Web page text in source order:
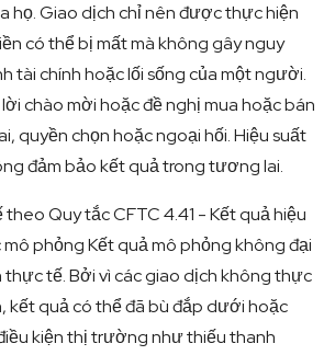
họ. Giao dịch chỉ nên được thực hiện
có thể bị mất mà không gây nguy
tài chính hoặc lối sống của một người.
chào mời hoặc đề nghị mua hoặc bán
quyền chọn hoặc ngoại hối. Hiệu suất
đảm bảo kết quả trong tương lai.
theo Quy tắc CFTC 4.41 - Kết quả hiệu
phỏng Kết quả mô phỏng không đại
tế. Bởi vì các giao dịch không thực
kết quả có thể đã bù đắp dưới hoặc
kiện thị trường như thiếu thanh